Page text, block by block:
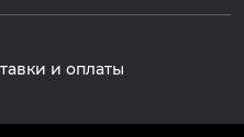
и оплаты